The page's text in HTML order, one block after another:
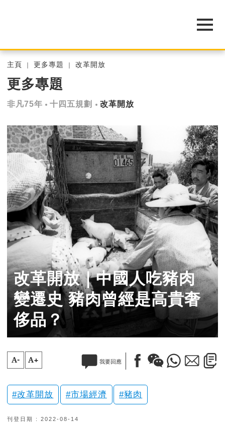
主頁 更多專題 改革開放
更多專題
非凡75年 十四五規劃 改革開放
改革開放｜中國人吃豬肉
變遷史 豬肉曾經是高貴奢
侈品？
A- A+ 我要回應
改革開放 市場經濟 豬肉
刊登日期 : 2022-08-14